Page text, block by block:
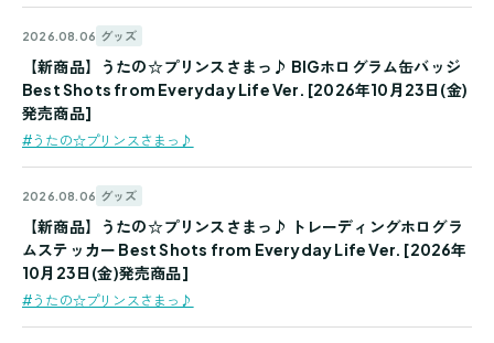
2026.08.06 グッズ
#うたの☆プリンスさまっ♪
【新商品】うたの☆プリンスさまっ♪ BIGホログラム缶バッジ
Best Shots from Everyday Life Ver. [2026年10月23日(金)
発売商品]
2026.08.06 グッズ
#うたの☆プリンスさまっ♪
【新商品】うたの☆プリンスさまっ♪ トレーディングホログラ
ムステッカー Best Shots from Everyday Life Ver. [2026年
10月23日(金)発売商品]